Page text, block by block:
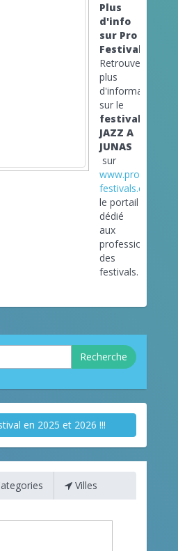
Plus
d'info
sur Pro
Festivals
Retrouvez
plus
d'informations
sur le
festival
JAZZ A
JUNAS
sur
www.pro-
festivals.com
le portail
dédié
aux
professionnels
des
festivals.
Recherche
en 2025 et 2026 !!!
Villes